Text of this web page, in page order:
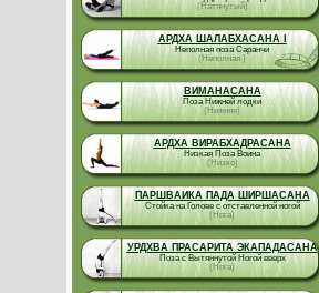
(Натянутый)
АРДХА ШАЛАБХАСАНА I
Неполная поза Саранчи
(Неполная )
ВИМАНАСАНА
Поза Нижней лодки
(Нижняя)
АРДХА ВИРАБХАДРАСАНА
Низкая Поза Воина
(Низко)
ПАРШВАИКА ПАДА ШИРШАСАНА
Стойка на Голове с отставленной ногой
(Нога)
УРДХВА ПРАСАРИТА ЭКАПАДАСАНА
Поза с Вытяннутой Ногой вверх
(Нога)